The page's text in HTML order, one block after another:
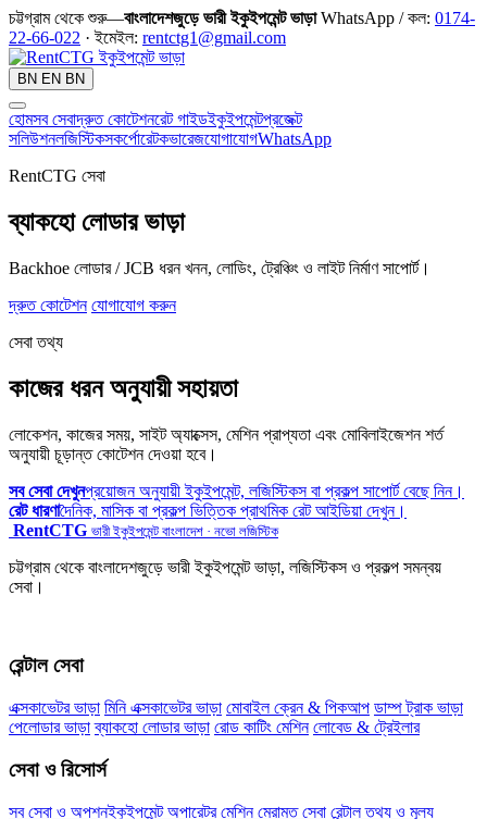
চট্টগ্রাম থেকে শুরু—বাংলাদেশজুড়ে ভারী ইকুইপমেন্ট ভাড়া WhatsApp / কল: 0174-
22-66-022 · ইমেইল: rentctg1@gmail.com
BN EN BN
হোমসব সেবাদ্রুত কোটেশনরেট গাইডইকুইপমেন্টপ্রজেক্ট
সলিউশনলজিস্টিকসকর্পোরেটকভারেজযোগাযোগWhatsApp
RentCTG সেবা
ব্যাকহো লোডার ভাড়া
Backhoe লোডার / JCB ধরন খনন, লোডিং, ট্রেঞ্চিং ও লাইট নির্মাণ সাপোর্ট।
দ্রুত কোটেশন যোগাযোগ করুন
সেবা তথ্য
কাজের ধরন অনুযায়ী সহায়তা
লোকেশন, কাজের সময়, সাইট অ্যাক্সেস, মেশিন প্রাপ্যতা এবং মোবিলাইজেশন শর্ত
অনুযায়ী চূড়ান্ত কোটেশন দেওয়া হবে।
সব সেবা দেখুনপ্রয়োজন অনুযায়ী ইকুইপমেন্ট, লজিস্টিকস বা প্রকল্প সাপোর্ট বেছে নিন।
রেট ধারণাদৈনিক, মাসিক বা প্রকল্প ভিত্তিক প্রাথমিক রেট আইডিয়া দেখুন।
RentCTG ভারী ইকুইপমেন্ট বাংলাদেশ · নভো লজিস্টিক
চট্টগ্রাম থেকে বাংলাদেশজুড়ে ভারী ইকুইপমেন্ট ভাড়া, লজিস্টিকস ও প্রকল্প সমন্বয়
সেবা।
রেন্টাল সেবা
এক্সকাভেটর ভাড়া মিনি এক্সকাভেটর ভাড়া মোবাইল ক্রেন & পিকআপ ডাম্প ট্রাক ভাড়া
পেলোডার ভাড়া ব্যাকহো লোডার ভাড়া রোড কাটিং মেশিন লোবেড & ট্রেইলার
সেবা ও রিসোর্স
সব সেবা ও অপশনইকুইপমেন্ট অপারেটর মেশিন মেরামত সেবা রেন্টাল তথ্য ও মূল্য